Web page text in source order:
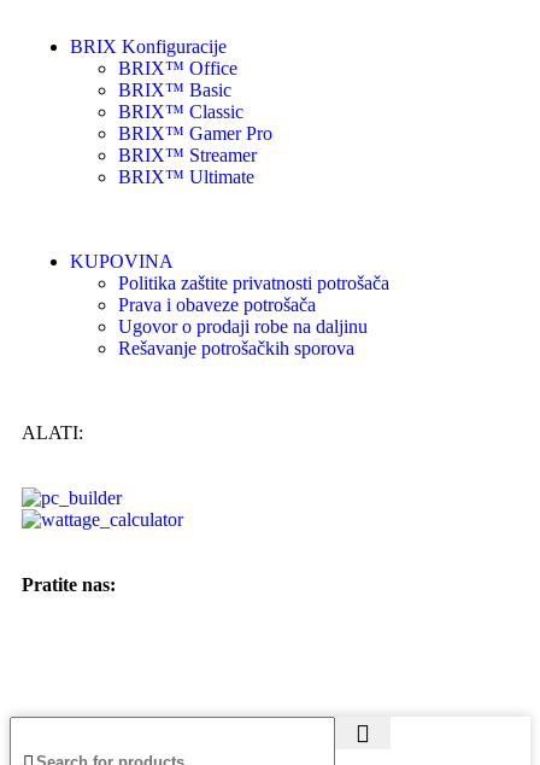
BRIX Konfiguracije
BRIX™ Office
BRIX™ Basic
BRIX™ Classic
BRIX™ Gamer Pro
BRIX™ Streamer
BRIX™ Ultimate
KUPOVINA
Politika zaštite privatnosti potrošača
Prava i obaveze potrošača
Ugovor o prodaji robe na daljinu
Rešavanje potrošačkih sporova
ALATI:
Pratite nas: